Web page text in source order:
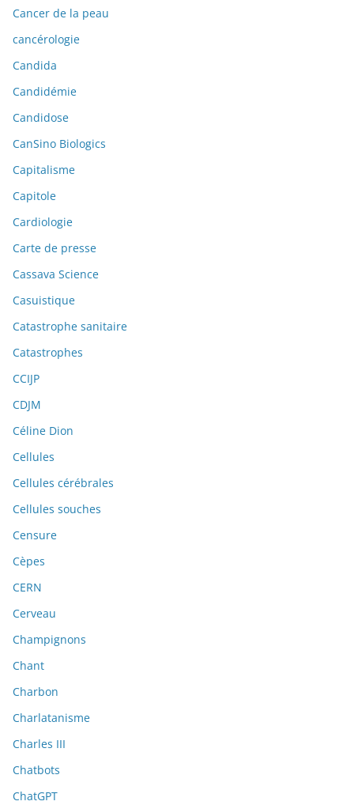
Cancer de la peau
cancérologie
Candida
Candidémie
Candidose
CanSino Biologics
Capitalisme
Capitole
Cardiologie
Carte de presse
Cassava Science
Casuistique
Catastrophe sanitaire
Catastrophes
CCIJP
CDJM
Céline Dion
Cellules
Cellules cérébrales
Cellules souches
Censure
Cèpes
CERN
Cerveau
Champignons
Chant
Charbon
Charlatanisme
Charles III
Chatbots
ChatGPT